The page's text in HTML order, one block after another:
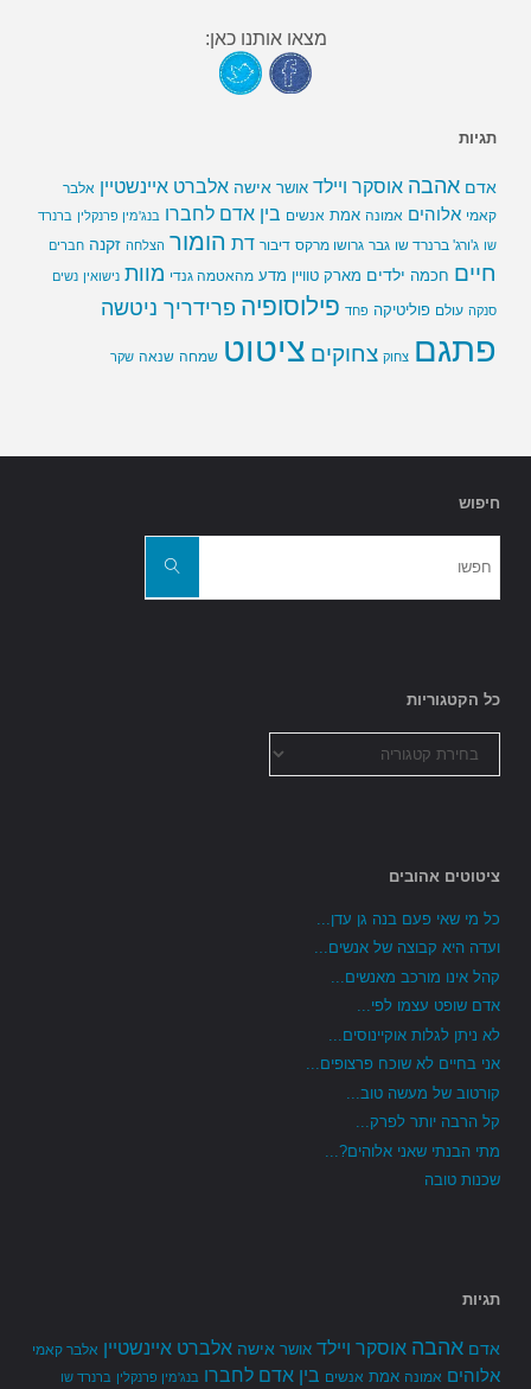
מצאו אותנו כאן:
תגיות
אדם אהבה אוסקר ויילד אושר אישה אלברט איינשטיין אלבר
קאמי אלוהים אמונה אמת אנשים בין אדם לחברו בנג'מין פרנקלין ברנרד
שו ג'ורג' ברנרד שו גבר גרושו מרקס דיבור דת הומור הצלחה זקנה חברים
חיים חכמה ילדים מארק טוויין מדע מהאטמה גנדי מוות נישואין נשים
סנקה עולם פוליטיקה פחד פילוסופיה פרידריך ניטשה
פתגם צחוק צחוקים ציטוט שמחה שנאה שקר
חיפוש
חפשו
כל הקטגוריות
הקטגוריות
ציטוטים אהובים
כל מי שאי פעם בנה גן עדן...
ועדה היא קבוצה של אנשים...
קהל אינו מורכב מאנשים...
אדם שופט עצמו לפי...
לא ניתן לגלות אוקיינוסים...
אני בחיים לא שוכח פרצופים...
קורטוב של מעשה טוב...
קל הרבה יותר לפרק...
מתי הבנתי שאני אלוהים?...
שכנות טובה
תגיות
אדם אהבה אוסקר ויילד אושר אישה אלברט איינשטיין אלבר קאמי
אלוהים אמונה אמת אנשים בין אדם לחברו בנג'מין פרנקלין ברנרד שו